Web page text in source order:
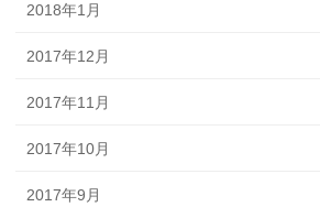
2018年1月
2017年12月
2017年11月
2017年10月
2017年9月